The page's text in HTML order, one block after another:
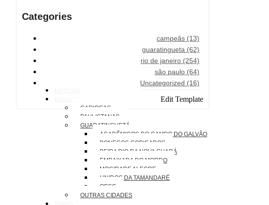
Categories
campeãs (13)
guaratingueta (62)
rio de janeiro (254)
são paulo (64)
Uncategorized (16)
Edit Template
CARIOCAS
PAULISTANAS
GUARATINGUETÁ
ACADÊMICOS DO CAMPO DO GALVÃO
BONECOS COBIÇADOS
BEIRA RIO DA NOVA GUARÁ
EMBAIXADA DO MORRO
MOCIDADE ALEGRE
UNIDOS DA TAMANDARÉ
OESG
OUTRAS CIDADES